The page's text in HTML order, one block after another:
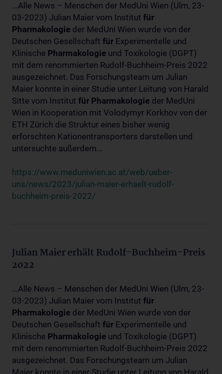
...Alle News – Menschen der MedUni Wien (Ulm, 23-
03-2023) Julian Maier vom Institut für
Pharmakologie der MedUni Wien wurde von der
Deutschen Gesellschaft für Experimentelle und
Klinische Pharmakologie und Toxikologie (DGPT)
mit dem renommierten Rudolf-Buchheim-Preis 2022
ausgezeichnet. Das Forschungsteam um Julian
Maier konnte in einer Studie unter Leitung von Harald
Sitte vom Institut für Pharmakologie der MedUni
Wien in Kooperation mit Volodymyr Korkhov von der
ETH Zürich die Struktur eines bisher wenig
erforschten Kationentransporters darstellen und
untersuchte außerdem...
https://www.meduniwien.ac.at/web/ueber-
uns/news/2023/julian-maier-erhaelt-rudolf-
buchheim-preis-2022/
Julian Maier erhält Rudolf-Buchheim-Preis
2022
...Alle News – Menschen der MedUni Wien (Ulm, 23-
03-2023) Julian Maier vom Institut für
Pharmakologie der MedUni Wien wurde von der
Deutschen Gesellschaft für Experimentelle und
Klinische Pharmakologie und Toxikologie (DGPT)
mit dem renommierten Rudolf-Buchheim-Preis 2022
ausgezeichnet. Das Forschungsteam um Julian
Maier konnte in einer Studie unter Leitung von Harald